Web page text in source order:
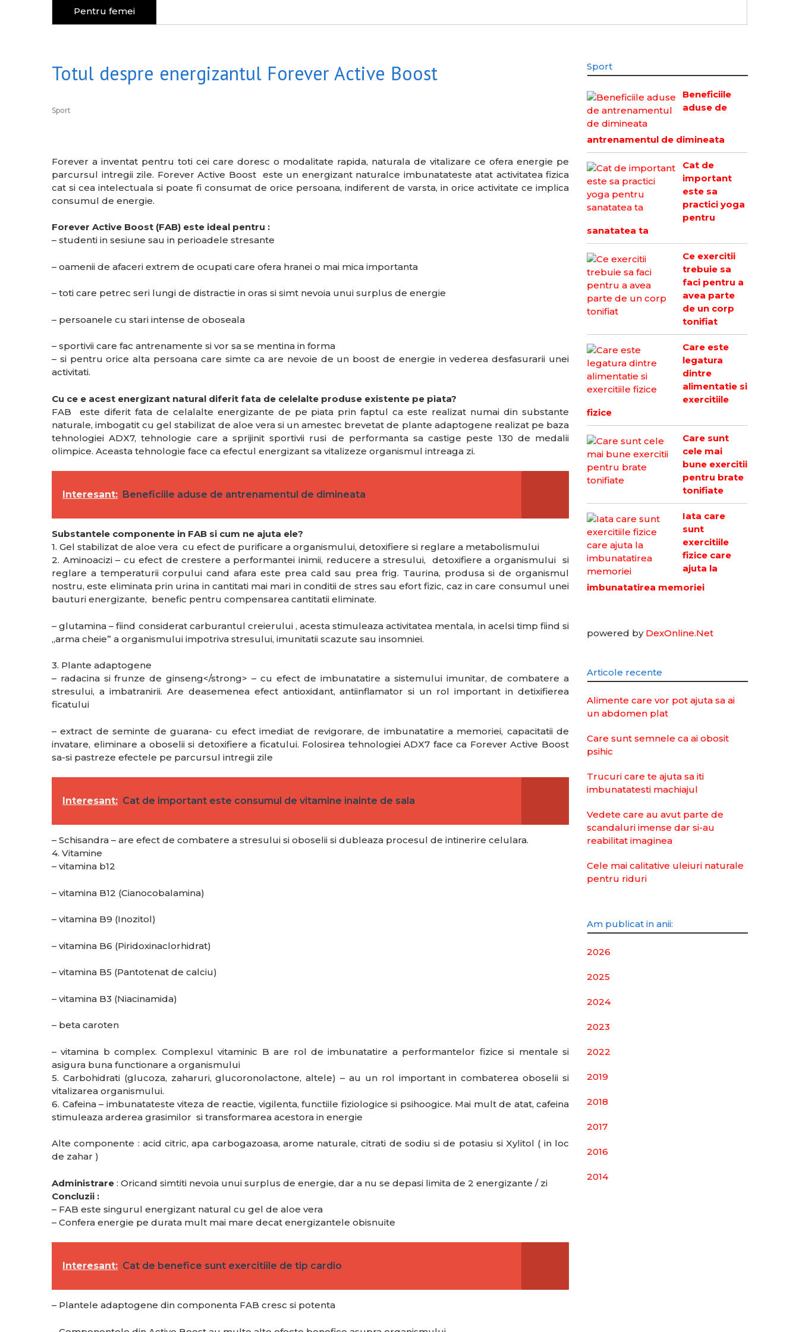
Pentru femei
Totul despre energizantul Forever Active Boost
Sport
Forever a inventat pentru toti cei care doresc o modalitate rapida, naturala de vitalizare ce ofera energie pe
parcursul intregii zile. Forever Active Boost este un energizant naturalce imbunatateste atat activitatea fizica
cat si cea intelectuala si poate fi consumat de orice persoana, indiferent de varsta, in orice activitate ce implica
consumul de energie.
Forever Active Boost (FAB) este ideal pentru :
– studenti in sesiune sau in perioadele stresante
– oamenii de afaceri extrem de ocupati care ofera hranei o mai mica importanta
– toti care petrec seri lungi de distractie in oras si simt nevoia unui surplus de energie
– persoanele cu stari intense de oboseala
– sportivii care fac antrenamente si vor sa se mentina in forma
– si pentru orice alta persoana care simte ca are nevoie de un boost de energie in vederea desfasurarii unei
activitati.
Cu ce e acest energizant natural diferit fata de celelalte produse existente pe piata?
FAB este diferit fata de celalalte energizante de pe piata prin faptul ca este realizat numai din substante
naturale, imbogatit cu gel stabilizat de aloe vera si un amestec brevetat de plante adaptogene realizat pe baza
tehnologiei ADX7, tehnologie care a sprijinit sportivii rusi de performanta sa castige peste 130 de medalii
olimpice. Aceasta tehnologie face ca efectul energizant sa vitalizeze organismul intreaga zi.
Interesant: Beneficiile aduse de antrenamentul de dimineata
Substantele componente in FAB si cum ne ajuta ele?
1. Gel stabilizat de aloe vera cu efect de purificare a organismului, detoxifiere si reglare a metabolismului
2. Aminoacizi – cu efect de crestere a performantei inimii, reducere a stresului, detoxifiere a organismului si
reglare a temperaturii corpului cand afara este prea cald sau prea frig. Taurina, produsa si de organismul
nostru, este eliminata prin urina in cantitati mai mari in conditii de stres sau efort fizic, caz in care consumul unei
bauturi energizante, benefic pentru compensarea cantitatii eliminate.
– glutamina – fiind considerat carburantul creierului , acesta stimuleaza activitatea mentala, in acelsi timp fiind si
„arma cheie” a organismului impotriva stresului, imunitatii scazute sau insomniei.
3. Plante adaptogene
– radacina si frunze de ginseng</strong> – cu efect de imbunatatire a sistemului imunitar, de combatere a
stresului, a imbatranirii. Are deasemenea efect antioxidant, antiinflamator si un rol important in detixifierea
ficatului
– extract de seminte de guarana- cu efect imediat de revigorare, de imbunatatire a memoriei, capacitatii de
invatare, eliminare a oboselii si detoxifiere a ficatului. Folosirea tehnologiei ADX7 face ca Forever Active Boost
sa-si pastreze efectele pe parcursul intregii zile
Interesant: Cat de important este consumul de vitamine inainte de sala
– Schisandra – are efect de combatere a stresului si oboselii si dubleaza procesul de intinerire celulara.
4. Vitamine
– vitamina b12
– vitamina B12 (Cianocobalamina)
– vitamina B9 (Inozitol)
– vitamina B6 (Piridoxinaclorhidrat)
– vitamina B5 (Pantotenat de calciu)
– vitamina B3 (Niacinamida)
– beta caroten
– vitamina b complex. Complexul vitaminic B are rol de imbunatatire a performantelor fizice si mentale si
asigura buna functionare a organismului
5. Carbohidrati (glucoza, zaharuri, glucoronolactone, altele) – au un rol important in combaterea oboselii si
vitalizarea organismului.
6. Cafeina – imbunatateste viteza de reactie, vigilenta, functiile fiziologice si psihoogice. Mai mult de atat, cafeina
stimuleaza arderea grasimilor si transformarea acestora in energie
Alte componente : acid citric, apa carbogazoasa, arome naturale, citrati de sodiu si de potasiu si Xylitol ( in loc
de zahar )
Administrare : Oricand simtiti nevoia unui surplus de energie, dar a nu se depasi limita de 2 energizante / zi
Concluzii :
– FAB este singurul energizant natural cu gel de aloe vera
– Confera energie pe durata mult mai mare decat energizantele obisnuite
Interesant: Cat de benefice sunt exercitiile de tip cardio
– Plantele adaptogene din componenta FAB cresc si potenta
Sport
Beneficiile
aduse de
antrenamentul de dimineata
Cat de
important
este sa
practici yoga
pentru
sanatatea ta
Ce exercitii
trebuie sa
faci pentru a
avea parte
de un corp
tonifiat
Care este
legatura
dintre
alimentatie si
exercitiile
fizice
Care sunt
cele mai
bune exercitii
pentru brate
tonifiate
Iata care
sunt
exercitiile
fizice care
ajuta la
imbunatatirea memoriei
powered by DexOnline.Net
Articole recente
Alimente care vor pot ajuta sa ai
un abdomen plat
Care sunt semnele ca ai obosit
psihic
Trucuri care te ajuta sa iti
imbunatatesti machiajul
Vedete care au avut parte de
scandaluri imense dar si-au
reabilitat imaginea
Cele mai calitative uleiuri naturale
pentru riduri
Am publicat in anii:
2026
2025
2024
2023
2022
2019
2018
2017
2016
2014